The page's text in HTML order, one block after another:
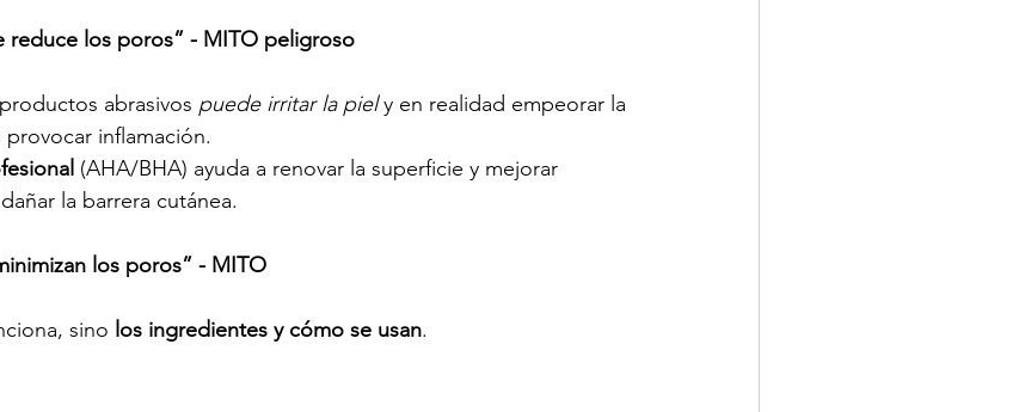
reduce los poros” - MITO peligroso
abrasivos puede irritar la piel y en realidad empeorar la
inflamación.
(AHA/BHA) ayuda a renovar la superficie y mejorar
la barrera cutánea.
los poros” - MITO
sino los ingredientes y cómo se usan.